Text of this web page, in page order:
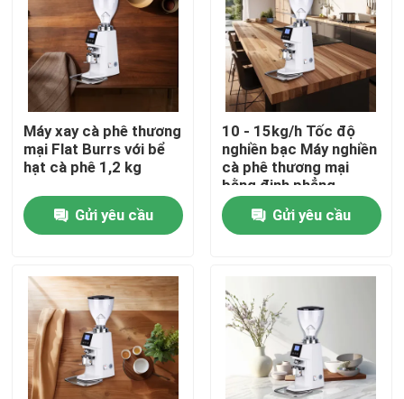
Về chúng tôi
Tham quan nhà máy
Kiểm soát chất lượng
Liên hệ chúng tôi
Các trường hợp
Máy xay hạt cà phê
Máy xay cà phê Burr
Máy xay cà phê thương
mại Flat Burrs với bể
hạt cà phê 1,2 kg
Gửi yêu cầu
10 - 15kg/h Tốc độ
nghiền bạc Máy nghiền
cà phê thương mại
bằng đinh phẳng
Gửi yêu cầu